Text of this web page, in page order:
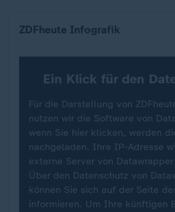
ZDFheute Infografik
Ein Klick für den
Für die Darstellung von
nutzen wir die Software von
wenn Sie hier klicken, werden
nachgeladen. Ihre IP-Adresse
externe Server von
Über den Datenschutz von
können Sie sich auf der Seite
informieren. Um Ihre künftigen